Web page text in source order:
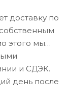
доставку по
этого мы
и СДЭК.
день после